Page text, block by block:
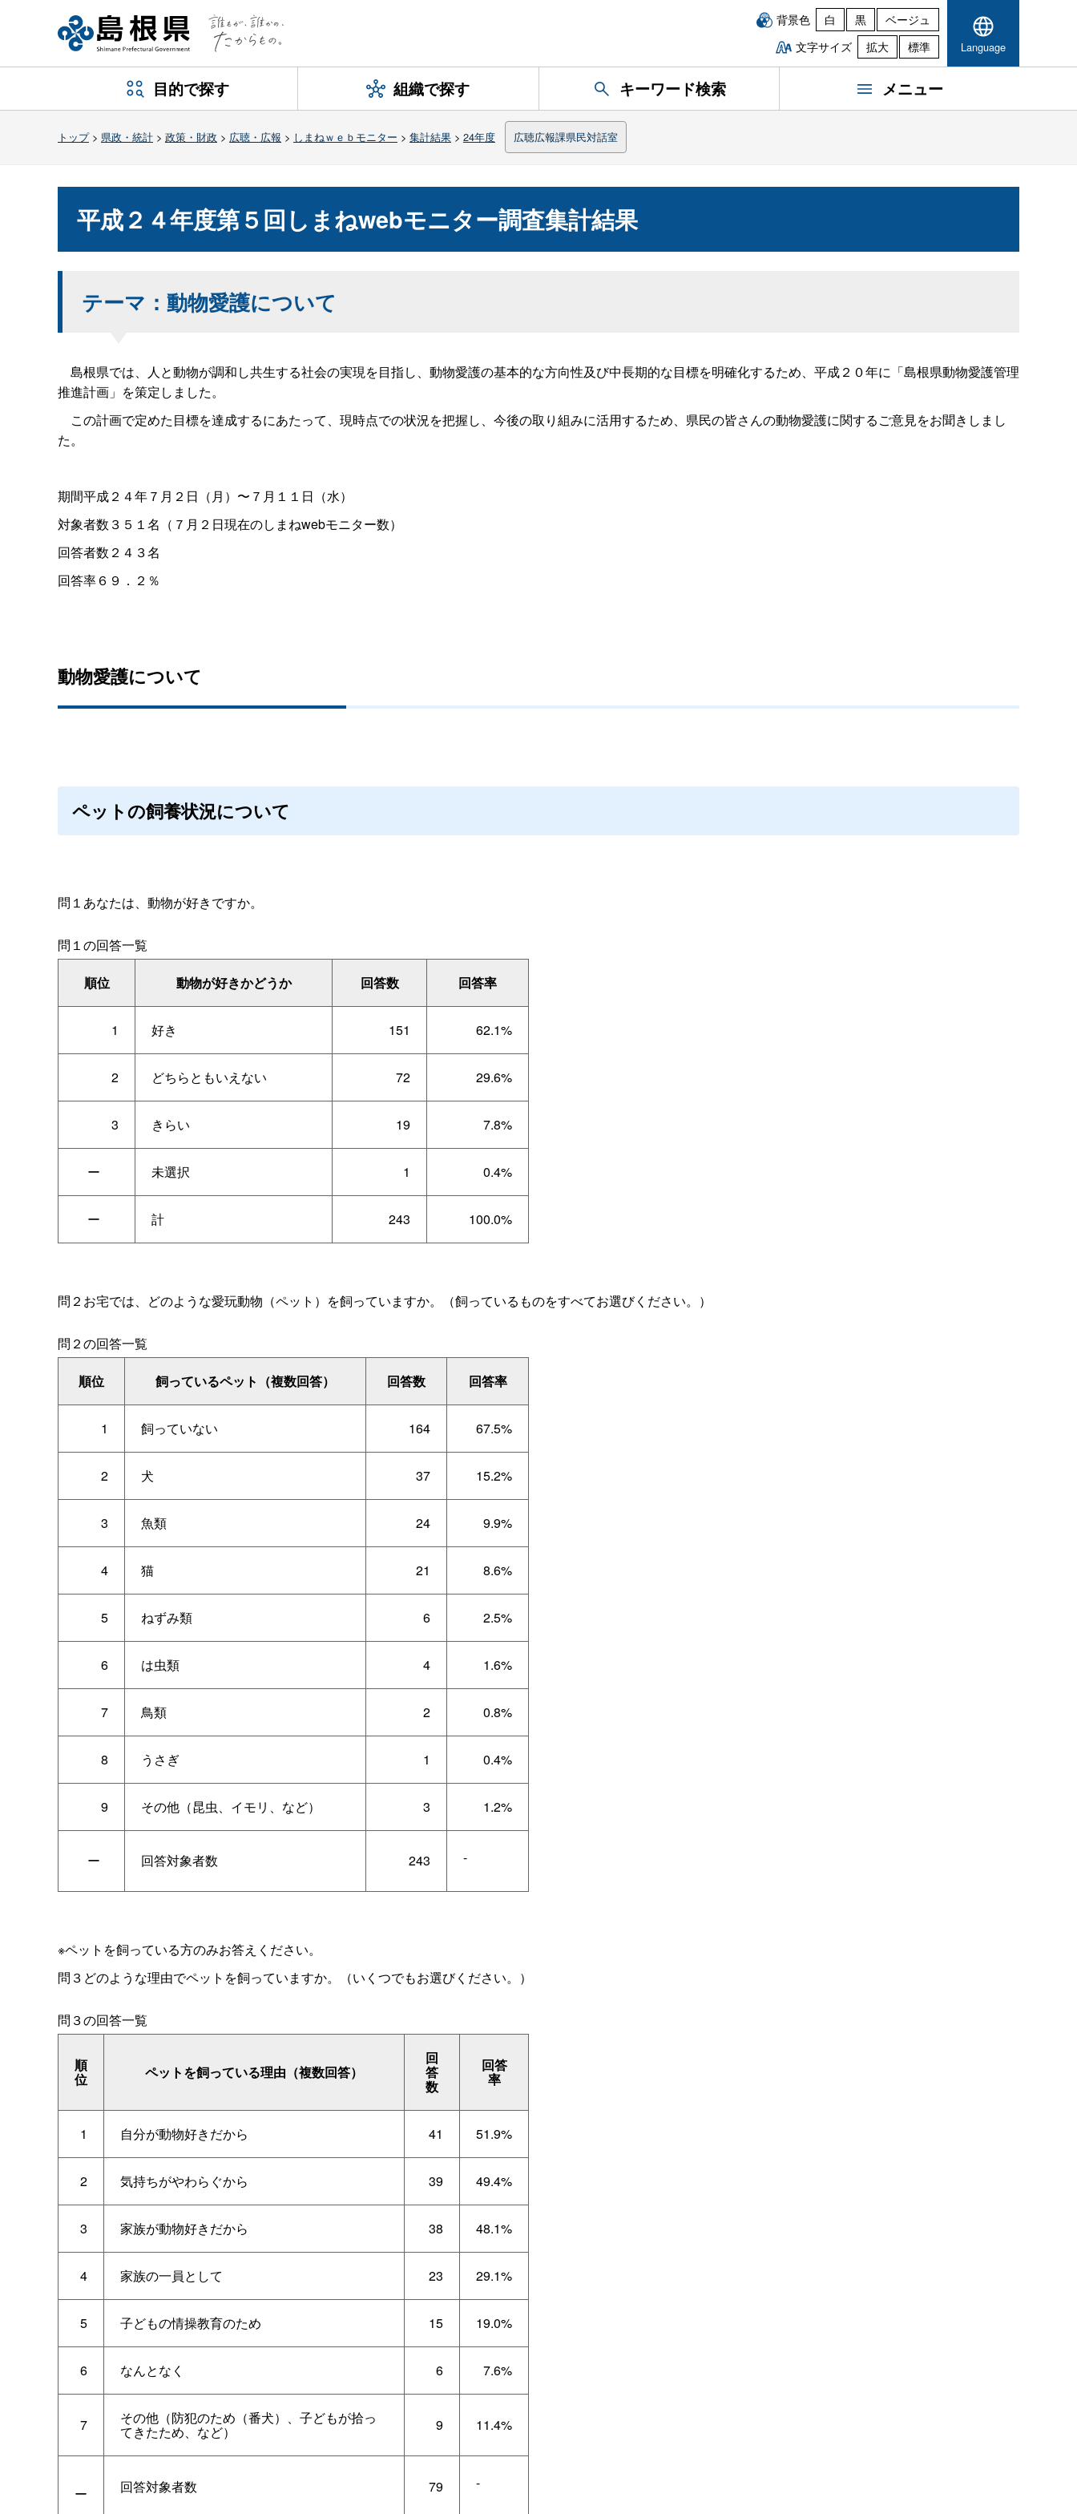
背景色 白 黒
ベージュ
文字サイズ
拡大 標準 Language
目的で探す 組織で探す キーワード検索 メニュー
トップ> 県政・統計 > 政策・財政 > 広聴・広報 > しまねｗｅｂモニター > 集計結果 > 24年度 広聴広報課県民対話室
平成２４年度第５回しまねwebモニター調査集計結果
テーマ：動物愛護について
島根県では、人と動物が調和し共生する社会の実現を目指し、動物愛護の基本的な方向性及び中長期的な目標を明確化するため、平成２０年に「島根県動物愛護管理
推進計画」を策定しました。
この計画で定めた目標を達成するにあたって、現時点での状況を把握し、今後の取り組みに活用するため、県民の皆さんの動物愛護に関するご意見をお聞きしまし
た。
期間平成２４年７月２日（月）〜７月１１日（水）
対象者数３５１名（７月２日現在のしまねwebモニター数）
回答者数２４３名
回答率６９．２％
動物愛護について
ペットの飼養状況について
問１あなたは、動物が好きですか。
順位 動物が好きかどうか 回答数 回答率
問１の回答一覧
1 好き 151 62.1%
2 どちらともいえない 72 29.6%
3 きらい 19 7.8%
ー 未選択 1 0.4%
ー 計 243 100.0%
問２お宅では、どのような愛玩動物（ペット）を飼っていますか。（飼っているものをすべてお選びください。）
順位 飼っているペット（複数回答） 回答数 回答率
問２の回答一覧
1 飼っていない 164 67.5%
2 犬 37 15.2%
3 魚類 24 9.9%
4 猫 21 8.6%
5 ねずみ類 6 2.5%
6 は虫類 4 1.6%
7 鳥類 2 0.8%
8 うさぎ 1 0.4%
9 その他（昆虫、イモリ、など） 3 1.2%
ー 回答対象者数 243 -
※ペットを飼っている方のみお答えください。
問３どのような理由でペットを飼っていますか。（いくつでもお選びください。）
順
位 ペットを飼っている理由（複数回答）
回
答
数
回答
率
問３の回答一覧
1 自分が動物好きだから 41 51.9%
2 気持ちがやわらぐから 39 49.4%
3 家族が動物好きだから 38 48.1%
4 家族の一員として 23 29.1%
5 子どもの情操教育のため 15 19.0%
6 なんとなく 6 7.6%
7 その他（防犯のため（番犬）、子どもが拾っ
てきたため、など） 9 11.4%
ー 回答対象者数 79 -